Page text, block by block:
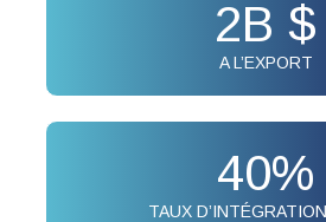
2B $
A L’EXPORT
40%
TAUX